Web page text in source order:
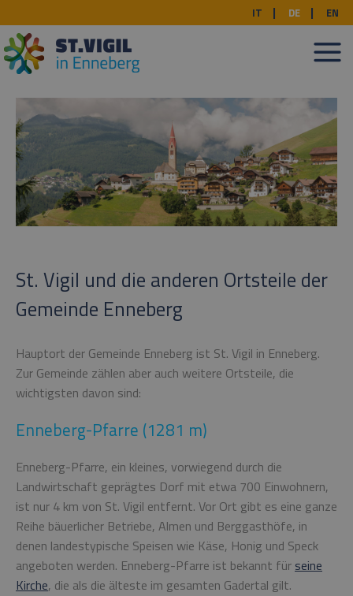
IT DE EN
St. Vigil und die anderen Ortsteile der
Gemeinde Enneberg
Hauptort der Gemeinde Enneberg ist St. Vigil in Enneberg.
Zur Gemeinde zählen aber auch weitere Ortsteile, die
wichtigsten davon sind:
Enneberg-Pfarre (1281 m)
Enneberg-Pfarre, ein kleines, vorwiegend durch die
Landwirtschaft geprägtes Dorf mit etwa 700 Einwohnern,
ist nur 4 km von St. Vigil entfernt. Vor Ort gibt es eine ganze
Reihe bäuerlicher Betriebe, Almen und Berggasthöfe, in
denen landestypische Speisen wie Käse, Honig und Speck
angeboten werden. Enneberg-Pfarre ist bekannt für seine
Kirche, die als die älteste im gesamten Gadertal gilt.